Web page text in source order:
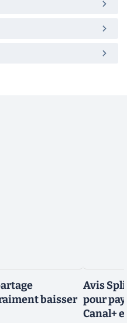
baisser
Avis
pour
Canal+